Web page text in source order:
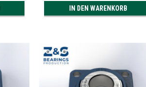
IN DEN WARENKORB